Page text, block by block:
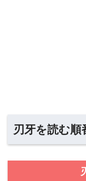
刃牙を読む順